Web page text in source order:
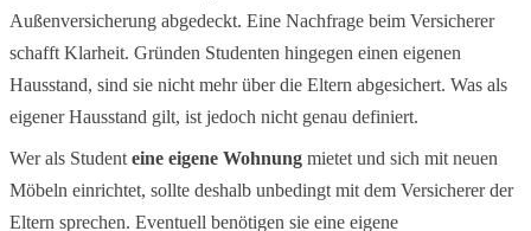
Außenversicherung abgedeckt. Eine Nachfrage beim Versicherer
schafft Klarheit. Gründen Studenten hingegen einen eigenen
Hausstand, sind sie nicht mehr über die Eltern abgesichert. Was als
eigener Hausstand gilt, ist jedoch nicht genau definiert.
Wer als Student eine eigene Wohnung mietet und sich mit neuen
Möbeln einrichtet, sollte deshalb unbedingt mit dem Versicherer der
Eltern sprechen. Eventuell benötigen sie eine eigene